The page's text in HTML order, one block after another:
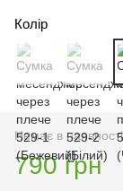
Колір
Немає в наявності
790 грн